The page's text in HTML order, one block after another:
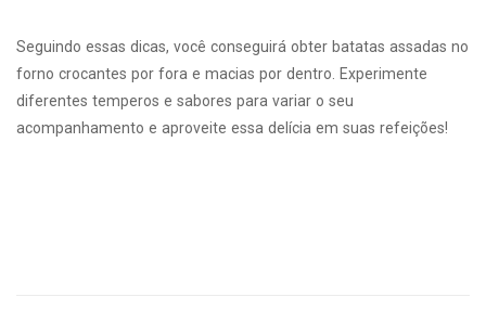
Seguindo essas dicas, você conseguirá obter batatas assadas no
forno crocantes por fora e macias por dentro. Experimente
diferentes temperos e sabores para variar o seu
acompanhamento e aproveite essa delícia em suas refeições!